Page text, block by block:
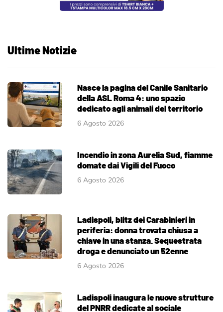
Ultime Notizie
Nasce la pagina del Canile Sanitario
della ASL Roma 4: uno spazio
dedicato agli animali del territorio
6 Agosto 2026
Incendio in zona Aurelia Sud, fiamme
domate dai Vigili del Fuoco
6 Agosto 2026
Ladispoli, blitz dei Carabinieri in
periferia: donna trovata chiusa a
chiave in una stanza. Sequestrata
droga e denunciato un 52enne
6 Agosto 2026
Ladispoli inaugura le nuove strutture
del PNRR dedicate al sociale